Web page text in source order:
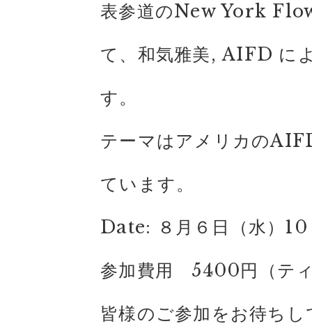
表参道のNew York
て、和気雅美, AIFD に
す。
テーマはアメリカの
ています。
Date: ８月６日（水）
参加費用 5400円（テ
皆様のご参加をお待ち